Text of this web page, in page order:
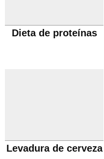
Dieta de proteínas
Levadura de cerveza